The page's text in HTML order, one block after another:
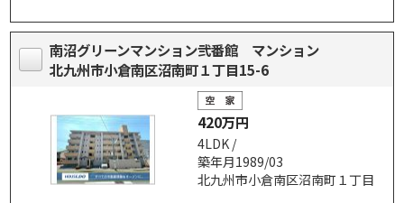
南沼グリーンマンション弐番館 マンション
北九州市小倉南区沼南町１丁目15-6
420万円
4LDK /
築年月1989/03
北九州市小倉南区沼南町１丁目